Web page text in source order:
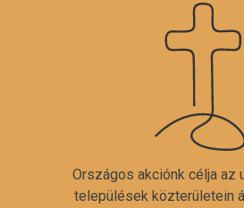
Országos akciónk célja az
települések közterületein